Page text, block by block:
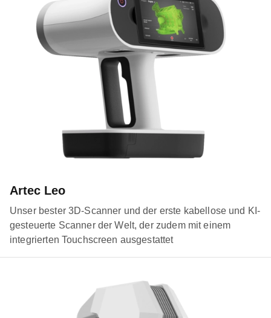
Artec Leo
Unser bester 3D-Scanner und der erste kabellose und KI-
gesteuerte Scanner der Welt, der zudem mit einem
integrierten Touchscreen ausgestattet